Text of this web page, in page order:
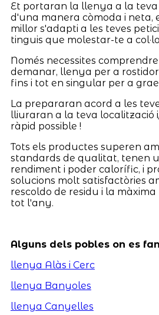
Et portaran la llenya a la teva
d'una manera còmoda i neta,
millor s'adapti a les teves
tinguis que molestar-te a
Només necessites
demanar, llenya per a
fins i tot en singular per a
La prepararan acord a les
lliuraran a la teva localització
ràpid possible !
Tots els productes superen
standards de qualitat, tenen
rendiment i poder calorífic, i
solucions molt satisfactòries
rescoldo de residu i la
tot l'any.
Alguns dels pobles on es
llenya Alàs i Cerc
llenya Banyoles
llenya Canyelles